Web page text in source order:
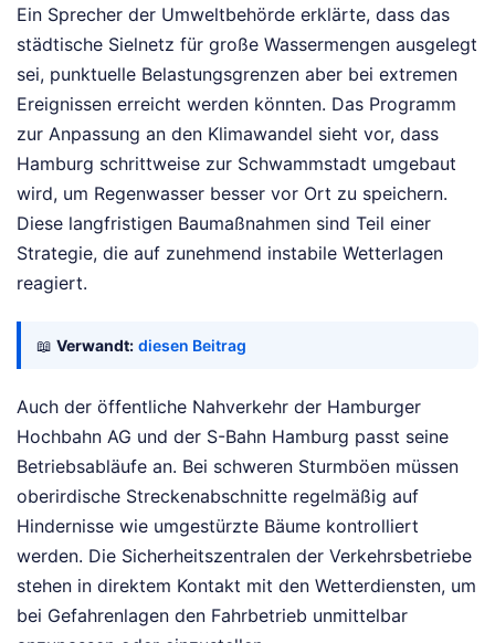
Ein Sprecher der Umweltbehörde erklärte, dass das
städtische Sielnetz für große Wassermengen ausgelegt
sei, punktuelle Belastungsgrenzen aber bei extremen
Ereignissen erreicht werden könnten. Das Programm
zur Anpassung an den Klimawandel sieht vor, dass
Hamburg schrittweise zur Schwammstadt umgebaut
wird, um Regenwasser besser vor Ort zu speichern.
Diese langfristigen Baumaßnahmen sind Teil einer
Strategie, die auf zunehmend instabile Wetterlagen
reagiert.
📖 Verwandt: diesen Beitrag
Auch der öffentliche Nahverkehr der Hamburger
Hochbahn AG und der S-Bahn Hamburg passt seine
Betriebsabläufe an. Bei schweren Sturmböen müssen
oberirdische Streckenabschnitte regelmäßig auf
Hindernisse wie umgestürzte Bäume kontrolliert
werden. Die Sicherheitszentralen der Verkehrsbetriebe
stehen in direktem Kontakt mit den Wetterdiensten, um
bei Gefahrenlagen den Fahrbetrieb unmittelbar